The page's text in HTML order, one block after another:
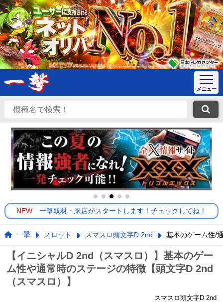
NEW 一撃取材・来店がスタートします！チェックしてね！
一撃 スロット スマスロ頭文字D 2nd 基本のゲーム性/
【イニシャルD 2nd（スマスロ）】基本のゲー
ム性や通常時のステージの特徴【頭文字D 2nd
（スマスロ）】
スマスロ頭文字D 2nd